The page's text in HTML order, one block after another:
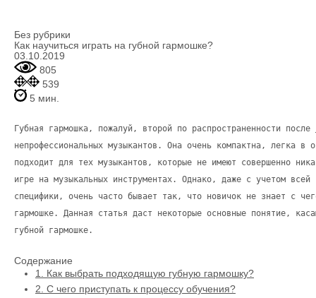
Без рубрики
Как научиться играть на губной гармошке?
03.10.2019
805
539
5 мин.
Губная гармошка, пожалуй, второй по распространенности после
непрофессиональных музыкантов. Она очень компактна, легка в
подходит для тех музыкантов, которые не имеют совершенно
игре на музыкальных инструментах. Однако, даже с учетом всей
специфики, очень часто бывает так, что новичок не знает с
гармошке. Данная статья даст некоторые основные понятие,
губной гармошке.
Содержание
1.
Как выбрать подходящую губную гармошку?
2. С чего приступать к процессу обучения?